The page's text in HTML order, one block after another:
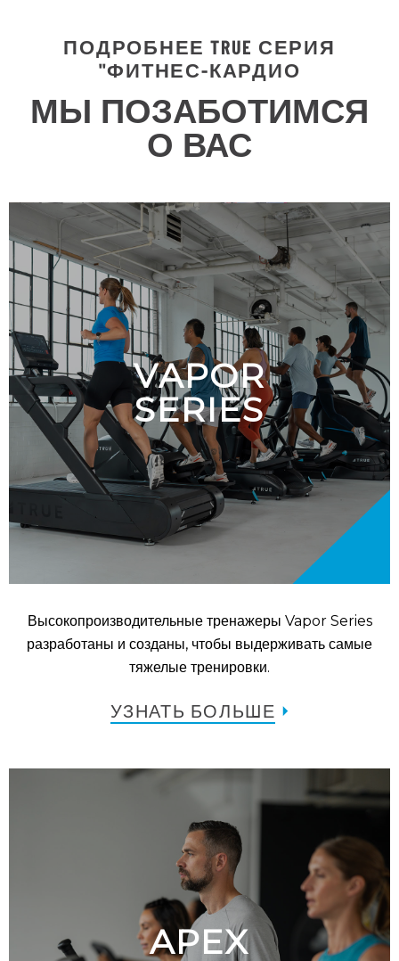
ПОДРОБНЕЕ TRUE СЕРИЯ
"ФИТНЕС-КАРДИО
МЫ ПОЗАБОТИМСЯ
О ВАС
VAPOR
SERIES
Высокопроизводительные тренажеры Vapor Series
разработаны и созданы, чтобы выдерживать самые
тяжелые тренировки.
УЗНАТЬ БОЛЬШЕ
APEX